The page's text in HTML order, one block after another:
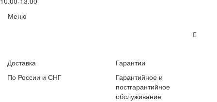
Меню
Доставка
По России и СНГ
Гарантии
Гарантийное и
постгарантийное
обслуживание